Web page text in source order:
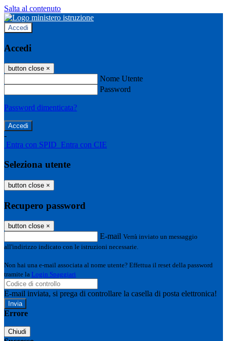
Salta al contenuto
Accedi
Accedi
button close ×
Nome Utente
Password
Password dimenticata?
-
Entra con SPID Entra con CIE
Seleziona utente
button close ×
Recupero password
button close ×
E-mail Verrà inviato un messaggio
all'indirizzo indicato con le istruzioni necessarie.
Non hai una e-mail associata al nome utente? Effettua il reset della password
tramite la Login Spaggiari
E-mail inviata, si prega di controllare la casella di posta elettronica!
Errore
Chiudi